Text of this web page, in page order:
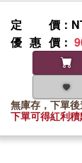
定價 ：
優惠價 ：
無庫存，下單
下單可得紅利